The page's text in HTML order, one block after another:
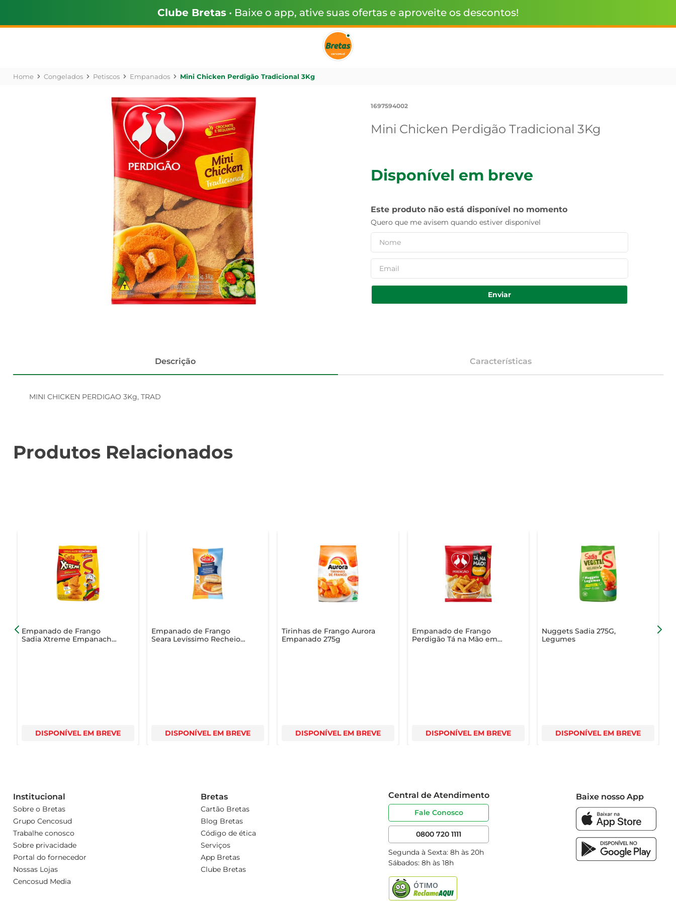
Clube Bretas • Baixe o app, ative suas ofertas e aproveite os descontos!
Congelados Petiscos Empanados Mini Chicken Perdigão Tradicional 3Kg
1697594002
Mini Chicken Perdigão Tradicional 3Kg
Disponível em breve
Este produto não está disponível no momento
Quero que me avisem quando estiver disponível
Enviar
Descrição Características
MINI CHICKEN PERDIGAO 3Kg, TRAD
Produtos Relacionados
Empanado de Frango
Sadia Xtreme Empanacho
DISPONÍVEL EM BREVE
Empanado de Frango
Seara Levíssimo Recheio
DISPONÍVEL EM BREVE
Tirinhas de Frango Aurora
Empanado 275g
DISPONÍVEL EM BREVE
Empanado de Frango
Perdigão Tá na Mão em
DISPONÍVEL EM BREVE
Nuggets Sadia 275G,
Legumes
DISPONÍVEL EM BREVE
Institucional
Sobre o Bretas
Grupo Cencosud
Trabalhe conosco
Sobre privacidade
Portal do fornecedor
Nossas Lojas
Cencosud Media
Bretas
Cartão Bretas
Blog Bretas
Código de ética
Serviços
App Bretas
Clube Bretas
Central de Atendimento
Fale Conosco
0800 720 1111
Segunda à Sexta: 8h às 20h
Sábados: 8h às 18h
Baixe nosso App